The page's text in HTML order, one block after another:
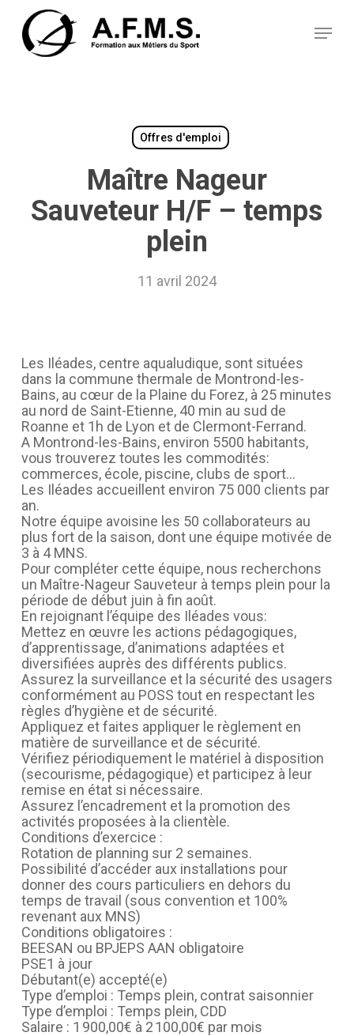
main
content
Menu
Offres d'emploi
Maître Nageur
Sauveteur H/F – temps
plein
11 avril 2024
Les Iléades, centre aqualudique, sont situées
dans la commune thermale de Montrond-les-
Bains, au cœur de la Plaine du Forez, à 25 minutes
au nord de Saint-Etienne, 40 min au sud de
Roanne et 1h de Lyon et de Clermont-Ferrand.
A Montrond-les-Bains, environ 5500 habitants,
vous trouverez toutes les commodités:
commerces, école, piscine, clubs de sport…
Les Iléades accueillent environ 75 000 clients par
an.
Notre équipe avoisine les 50 collaborateurs au
plus fort de la saison, dont une équipe motivée de
3 à 4 MNS.
Pour compléter cette équipe, nous recherchons
un Maître-Nageur Sauveteur à temps plein pour la
période de début juin à fin août.
En rejoignant l’équipe des Iléades vous:
Mettez en œuvre les actions pédagogiques,
d’apprentissage, d’animations adaptées et
diversifiées auprès des différents publics.
Assurez la surveillance et la sécurité des usagers
conformément au POSS tout en respectant les
règles d’hygiène et de sécurité.
Appliquez et faites appliquer le règlement en
matière de surveillance et de sécurité.
Vérifiez périodiquement le matériel à disposition
(secourisme, pédagogique) et participez à leur
remise en état si nécessaire.
Assurez l’encadrement et la promotion des
activités proposées à la clientèle.
Conditions d’exercice :
Rotation de planning sur 2 semaines.
Possibilité d’accéder aux installations pour
donner des cours particuliers en dehors du
temps de travail (sous convention et 100%
revenant aux MNS)
Conditions obligatoires :
BEESAN ou BPJEPS AAN obligatoire
PSE1 à jour
Débutant(e) accepté(e)
Type d’emploi : Temps plein, contrat saisonnier
Type d’emploi : Temps plein, CDD
Salaire : 1 900,00€ à 2 100,00€ par mois
Panneau de gestion des cookies